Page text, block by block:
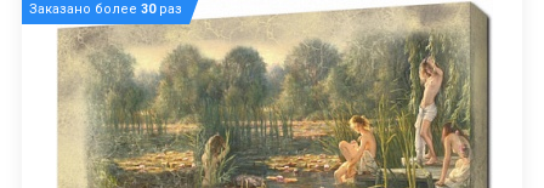
Заказано более 30раз